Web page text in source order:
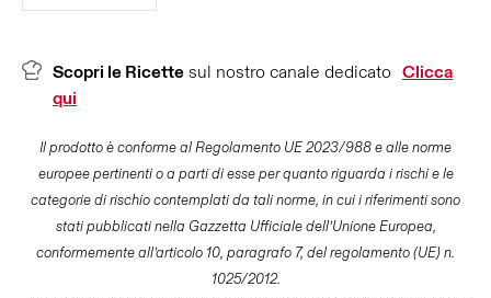
Scopri le Ricette sul nostro canale dedicato Clicca
qui
Il prodotto è conforme al Regolamento UE 2023/988 e alle norme
europee pertinenti o a parti di esse per quanto riguarda i rischi e le
categorie di rischio contemplati da tali norme, in cui i riferimenti sono
stati pubblicati nella Gazzetta Ufficiale dell’Unione Europea,
conformemente all’articolo 10, paragrafo 7, del regolamento (UE) n.
1025/2012.